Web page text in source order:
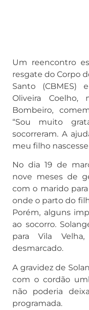
Um reencontro
resgate do Corpo
Santo (CBMES)
Oliveira
Bombeiro,
“Sou muito
socorreram. A
meu filho
No dia 19 de
nove meses de
com o marido
onde o parto do
Porém, alguns
ao socorro.
para Vila
desmarcado.
A gravidez de
com o cordão
não poderia
programada.